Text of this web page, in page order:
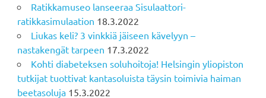
Ratikkamuseo lanseeraa Sisulaattori-
ratikkasimulaation 18.3.2022
Liukas keli? 3 vinkkiä jäiseen kävelyyn –
nastakengät tarpeen 17.3.2022
Kohti diabeteksen soluhoitoja! Helsingin yliopiston
tutkijat tuottivat kantasoluista täysin toimivia haiman
beetasoluja 15.3.2022